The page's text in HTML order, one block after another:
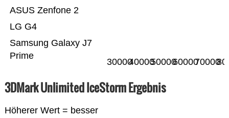
Samsung Galaxy J7
Prime
LG G4
ASUS Zenfone 2
3000040000500006000070000
3DMark Unlimited IceStorm Ergebnis
Höherer Wert = besser